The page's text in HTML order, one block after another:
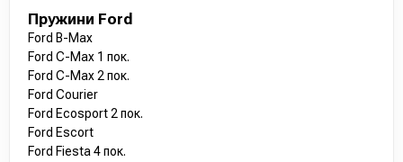
Пружини Ford
Ford B-Max
Ford C-Max 1 пок.
Ford C-Max 2 пок.
Ford Courier
Ford Ecosport 2 пок.
Ford Escort
Ford Fiesta 4 пок.